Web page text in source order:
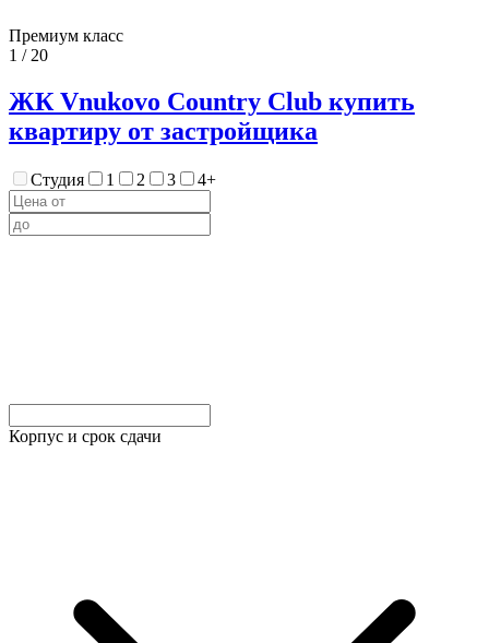
Премиум класс
1 / 20
ЖК Vnukovo Country Club купить
квартиру от застройщика
Студия 1 2 3 4+
Корпус и срок сдачи